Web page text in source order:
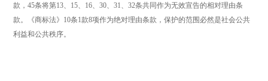
款，45条将第13、15、16、30、31、32条共同作为无效宣告的相对理由条
款。《商标法》10条1款8项作为绝对理由条款，保护的范围必然是社会公共
利益和公共秩序。